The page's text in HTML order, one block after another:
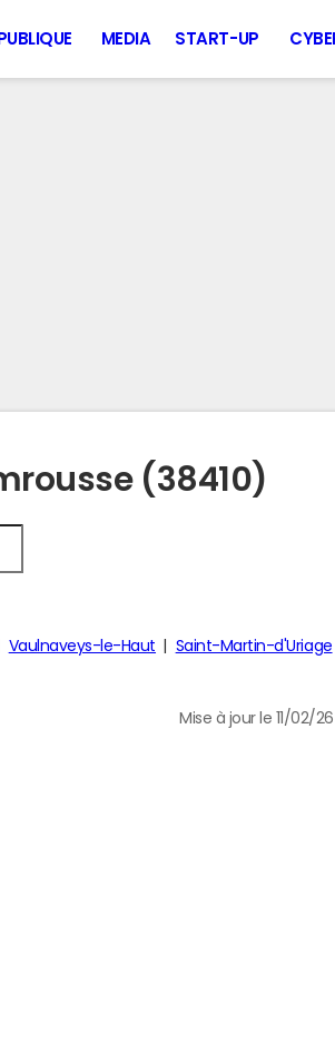
MEDIA START-UP
(38410)
Vaulnaveys-le-Haut
Saint-Martin-d'Uriage
Mise à jour le 11/02/26